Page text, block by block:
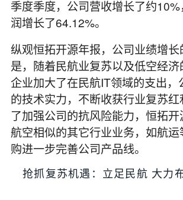
季度季度，公司营收增长了约
润增长了64.12%。
纵观恒拓开源年报，公司业绩增
是，随着民航业复苏以及低空经
企业加大了在民航IT领域的支出，
的技术实力，不断收获行业复苏
了加强公司的抗风险能力，恒拓
航空相似的其它行业业务，如航
购进一步完善公司产品线。
抢抓复苏机遇：立足民航 大力